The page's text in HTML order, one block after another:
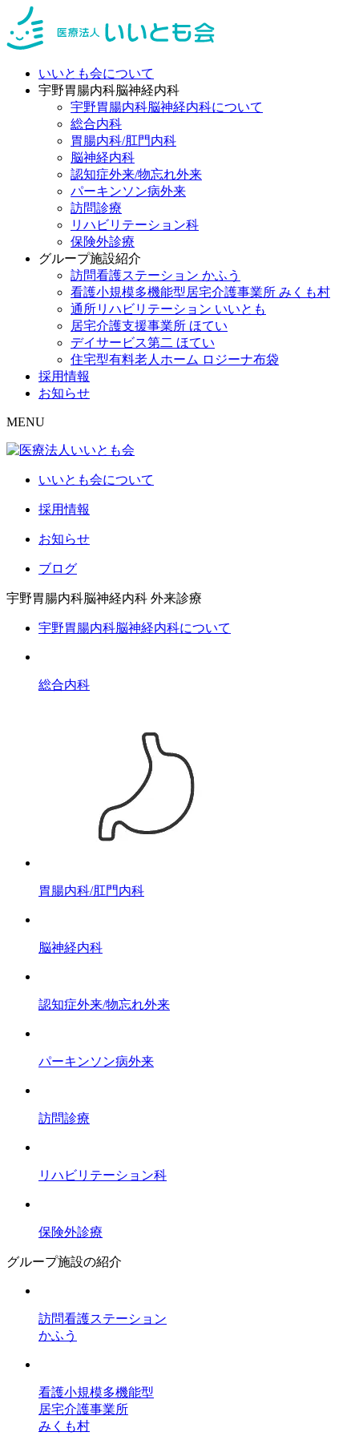
いいとも会について
宇野胃腸内科脳神経内科
宇野胃腸内科脳神経内科について
総合内科
胃腸内科/肛門内科
脳神経内科
認知症外来/物忘れ外来
パーキンソン病外来
訪問診療
リハビリテーション科
保険外診療
グループ施設紹介
訪問看護ステーション かふう
看護小規模多機能型居宅介護事業所 みくも村
通所リハビリテーション いいとも
居宅介護支援事業所 ほてい
デイサービス第二 ほてい
住宅型有料老人ホーム ロジーナ布袋
採用情報
お知らせ
MENU
いいとも会について
採用情報
お知らせ
ブログ
宇野胃腸内科脳神経内科 外来診療
宇野胃腸内科脳神経内科について
総合内科
胃腸内科/肛門内科
脳神経内科
認知症外来/物忘れ外来
パーキンソン病外来
訪問診療
リハビリテーション科
保険外診療
グループ施設の紹介
訪問看護ステーション
かふう
看護小規模多機能型
居宅介護事業所
みくも村